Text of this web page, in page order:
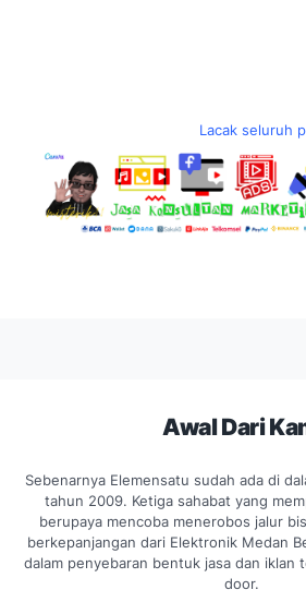
Lacak seluruh
Awal Dari
Sebenarnya Elemensatu sudah ada di
tahun 2009. Ketiga sahabat yang
berupaya mencoba menerobos jalur
berkepanjangan dari Elektronik Medan
dalam penyebaran bentuk jasa dan iklan
door.